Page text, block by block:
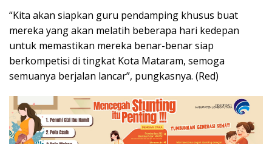
“Kita akan siapkan guru pendamping khusus buat
mereka yang akan melatih beberapa hari kedepan
untuk memastikan mereka benar-benar siap
berkompetisi di tingkat Kota Mataram, semoga
semuanya berjalan lancar”, pungkasnya. (Red)